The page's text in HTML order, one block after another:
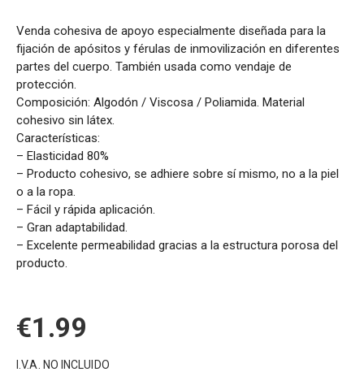
Venda cohesiva de apoyo especialmente diseñada para la
fijación de apósitos y férulas de inmovilización en diferentes
partes del cuerpo. También usada como vendaje de
protección.
Composición: Algodón / Viscosa / Poliamida. Material
cohesivo sin látex.
Características:
– Elasticidad 80%
– Producto cohesivo, se adhiere sobre sí mismo, no a la piel
o a la ropa.
– Fácil y rápida aplicación.
– Gran adaptabilidad.
– Excelente permeabilidad gracias a la estructura porosa del
producto.
€1.99
I.V.A. NO INCLUIDO